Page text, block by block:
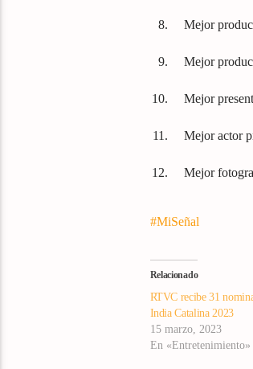
Mejor
Mejor
Mejor
Mejor actor
Mejor
#MiSeñal
Relacionado
RTVC recibe 31
India Catalina 2023
15 marzo, 2023
En «Entretenimiento»